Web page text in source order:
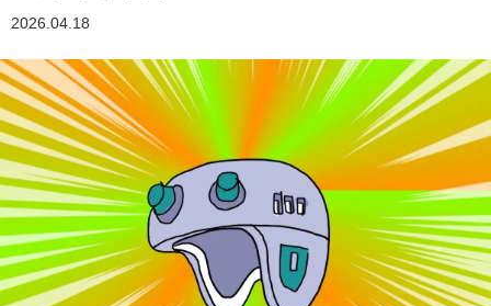
2026.04.18